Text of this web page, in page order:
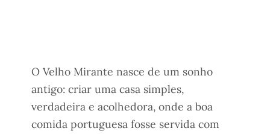
O Velho Mirante nasce de um sonho
antigo: criar uma casa simples,
verdadeira e acolhedora, onde a boa
comida portuguesa fosse servida com